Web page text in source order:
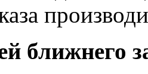
ближнего